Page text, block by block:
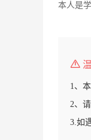
本人是
1、
2、
3.如